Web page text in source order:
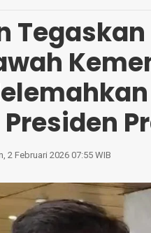
2 Februari 2026 07:55 WIB